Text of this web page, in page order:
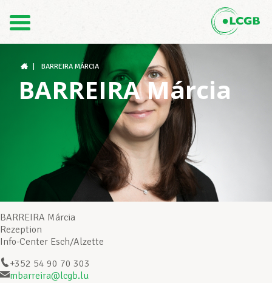
FR
Der LCGB
Gewerkschaftsstrukturen
Unterstützung im Arbeitsalltag
BARREIRA MÁRCIA
BARREIRA Márcia
BARREIRA Márcia
Rezeption
Info-Center Esch/Alzette
+352 54 90 70 303
mbarreira@lcgb.lu